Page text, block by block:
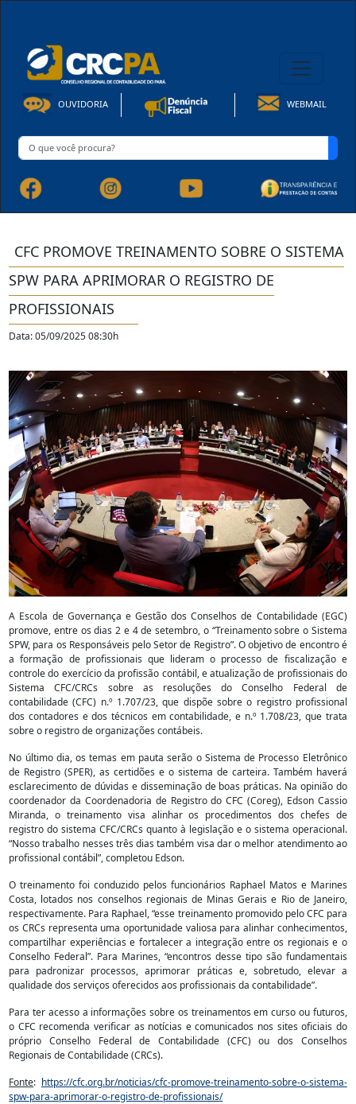
OUVIDORIA WEBMAIL
CFC PROMOVE TREINAMENTO SOBRE O SISTEMA
SPW PARA APRIMORAR O REGISTRO DE
PROFISSIONAIS
Data: 05/09/2025 08:30h
A Escola de Governança e Gestão dos Conselhos de Contabilidade (EGC)
promove, entre os dias 2 e 4 de setembro, o “Treinamento sobre o Sistema
SPW, para os Responsáveis pelo Setor de Registro”. O objetivo de encontro é
a formação de profissionais que lideram o processo de fiscalização e
controle do exercício da profissão contábil, e atualização de profissionais do
Sistema CFC/CRCs sobre as resoluções do Conselho Federal de
contabilidade (CFC) n.º 1.707/23, que dispõe sobre o registro profissional
dos contadores e dos técnicos em contabilidade, e n.º 1.708/23, que trata
sobre o registro de organizações contábeis.
No último dia, os temas em pauta serão o Sistema de Processo Eletrônico
de Registro (SPER), as certidões e o sistema de carteira. Também haverá
esclarecimento de dúvidas e disseminação de boas práticas. Na opinião do
coordenador da Coordenadoria de Registro do CFC (Coreg), Edson Cassio
Miranda, o treinamento visa alinhar os procedimentos dos chefes de
registro do sistema CFC/CRCs quanto à legislação e o sistema operacional.
“Nosso trabalho nesses três dias também visa dar o melhor atendimento ao
profissional contábil”, completou Edson.
O treinamento foi conduzido pelos funcionários Raphael Matos e Marines
Costa, lotados nos conselhos regionais de Minas Gerais e Rio de Janeiro,
respectivamente. Para Raphael, “esse treinamento promovido pelo CFC para
os CRCs representa uma oportunidade valiosa para alinhar conhecimentos,
compartilhar experiências e fortalecer a integração entre os regionais e o
Conselho Federal”. Para Marines, “encontros desse tipo são fundamentais
para padronizar processos, aprimorar práticas e, sobretudo, elevar a
qualidade dos serviços oferecidos aos profissionais da contabilidade”.
Para ter acesso a informações sobre os treinamentos em curso ou futuros,
o CFC recomenda verificar as notícias e comunicados nos sites oficiais do
próprio Conselho Federal de Contabilidade (CFC) ou dos Conselhos
Regionais de Contabilidade (CRCs).
Fonte: https://cfc.org.br/noticias/cfc-promove-treinamento-sobre-o-sistema-
spw-para-aprimorar-o-registro-de-profissionais/